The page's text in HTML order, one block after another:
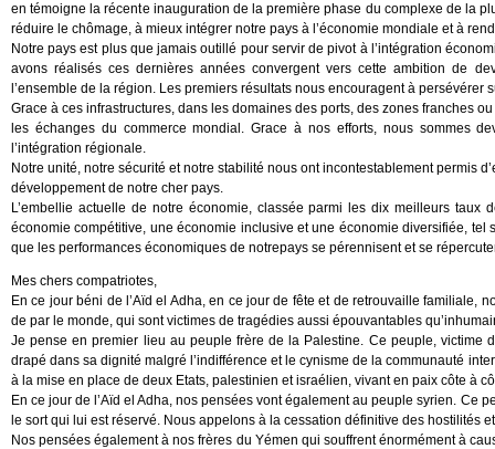
en témoigne la récente inauguration de la première phase du complexe de la
réduire le chômage, à mieux intégrer notre pays à l’économie mondiale et à
Notre pays est plus que jamais outillé pour servir de pivot à l’intégration
avons réalisés ces dernières années convergent vers cette ambition de
l’ensemble de la région. Les premiers résultats nous encouragent à persévérer
Grace à ces infrastructures, dans les domaines des ports, des zones franches
les échanges du commerce mondial. Grace à nos efforts, nous sommes
l’intégration régionale.
Notre unité, notre sécurité et notre stabilité nous ont incontestablement permis
développement de notre cher pays.
L’embellie actuelle de notre économie, classée parmi les dix meilleurs
économie compétitive, une économie inclusive et une économie diversifiée,
que les performances économiques de notrepays se pérennisent et se
Mes chers compatriotes,
En ce jour béni de l’Aïd el Adha, en ce jour de fête et de retrouvaille familiale,
de par le monde, qui sont victimes de tragédies aussi épouvantables
Je pense en premier lieu au peuple frère de la Palestine. Ce peuple, victime
drapé dans sa dignité malgré l’indifférence et le cynisme de la communauté
à la mise en place de deux Etats, palestinien et israélien, vivant en paix côte à
En ce jour de l’Aïd el Adha, nos pensées vont également au peuple syrien. Ce
le sort qui lui est réservé. Nous appelons à la cessation définitive des hostilités
Nos pensées également à nos frères du Yémen qui souffrent énormément à